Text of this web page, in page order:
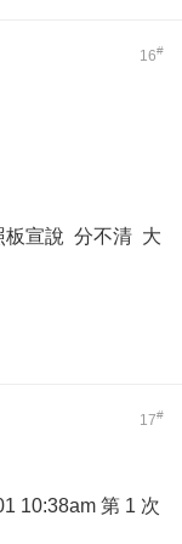
16#
宣說 分不清 大
17#
10:38am 第 1 次